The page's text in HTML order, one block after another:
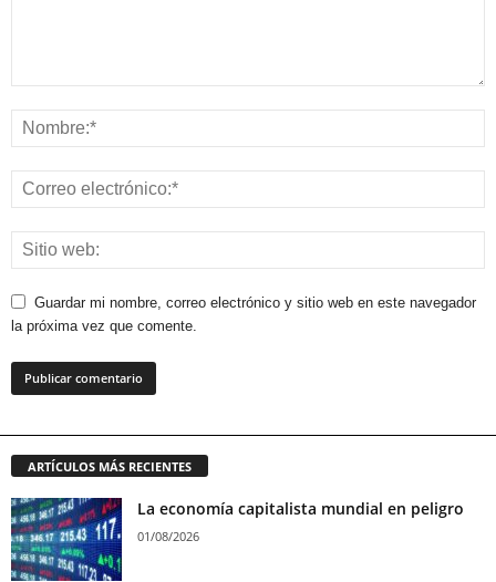
Guardar mi nombre, correo electrónico y sitio web en este navegador
la próxima vez que comente.
ARTÍCULOS MÁS RECIENTES
La economía capitalista mundial en peligro
01/08/2026